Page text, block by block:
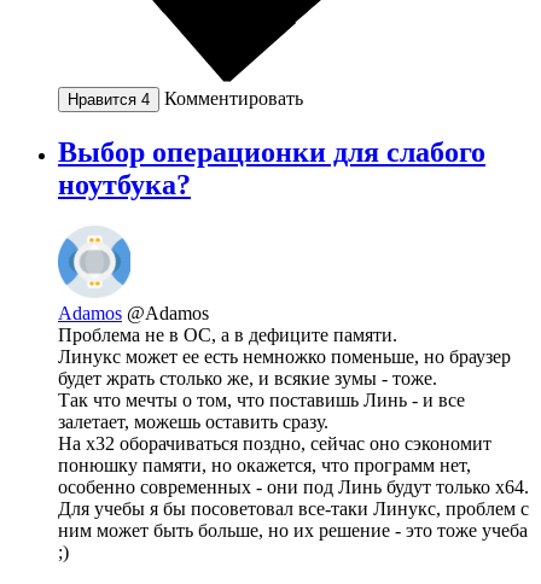
Нравится 4 Комментировать
Выбор операционки для слабого
ноутбука?
Adamos @Adamos
Проблема не в ОС, а в дефиците памяти.
Линукс может ее есть немножко поменьше, но браузер
будет жрать столько же, и всякие зумы - тоже.
Так что мечты о том, что поставишь Линь - и все
залетает, можешь оставить сразу.
На х32 оборачиваться поздно, сейчас оно сэкономит
понюшку памяти, но окажется, что программ нет,
особенно современных - они под Линь будут только х64.
Для учебы я бы посоветовал все-таки Линукс, проблем с
ним может быть больше, но их решение - это тоже учеба
;)